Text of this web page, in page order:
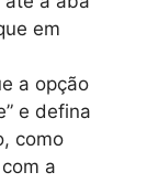
em
a opção
e defina
como
a